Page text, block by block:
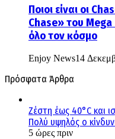
Ποιοι είναι οι
Chase» του
όλο τον κόσμο
Enjoy News14
Πρόσφατα Άρθρα
Ζέστη έως 40°C και
Πολύ υψηλός ο
5 ώρες πριν